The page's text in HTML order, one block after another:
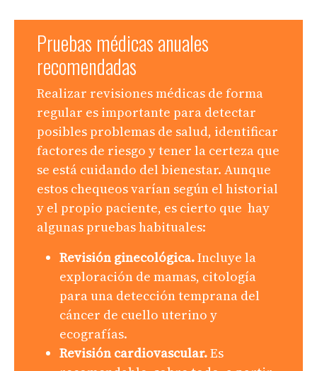
Pruebas médicas anuales
recomendadas
Realizar revisiones médicas de forma
regular es importante para detectar
posibles problemas de salud, identificar
factores de riesgo y tener la certeza que
se está cuidando del bienestar. Aunque
estos chequeos varían según el historial
y el propio paciente, es cierto que hay
algunas pruebas habituales:
Revisión ginecológica.Incluye la
exploración de mamas, citología
para una detección temprana del
cáncer de cuello uterino y
ecografías.
Revisión cardiovascular.Es